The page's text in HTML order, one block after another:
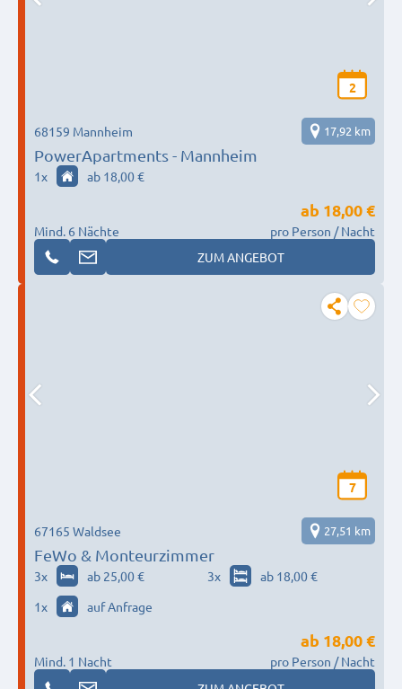
2
PowerApartments - Mannheim
68159 Mannheim 17,92 km
1x ab 18,00 €
Mind. 6 Nächte
ab 18,00 €
pro Person / Nacht
ZUM ANGEBOT
7
FeWo & Monteurzimmer
67165 Waldsee 27,51 km
3x ab 25,00 € 3x
ab 18,00 €
1x auf Anfrage
Mind. 1 Nacht
ab 18,00 €
pro Person / Nacht